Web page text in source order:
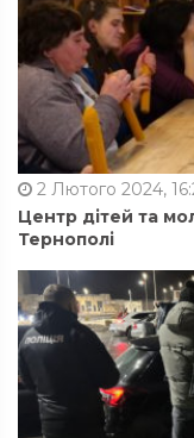
2 Лютого 2024,
Центр дітей та
Тернополі